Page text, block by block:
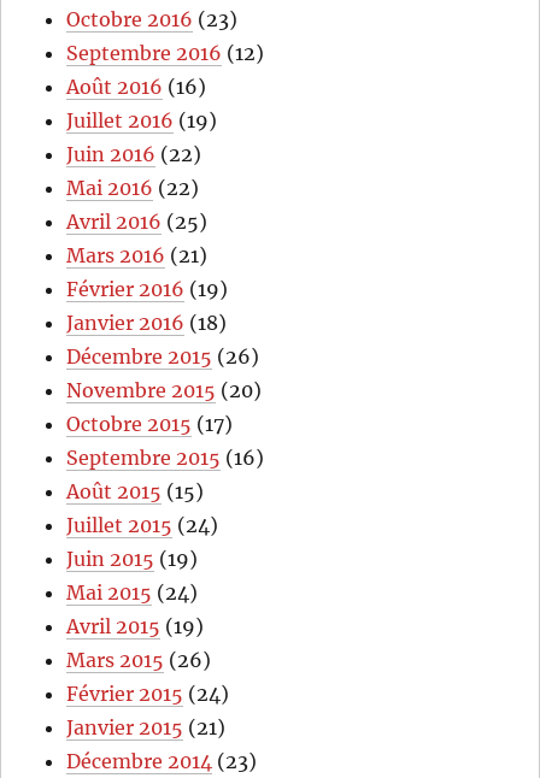
Octobre 2016 (23)
Septembre 2016 (12)
Août 2016 (16)
Juillet 2016 (19)
Juin 2016 (22)
Mai 2016 (22)
Avril 2016 (25)
Mars 2016 (21)
Février 2016 (19)
Janvier 2016 (18)
Décembre 2015 (26)
Novembre 2015 (20)
Octobre 2015 (17)
Septembre 2015 (16)
Août 2015 (15)
Juillet 2015 (24)
Juin 2015 (19)
Mai 2015 (24)
Avril 2015 (19)
Mars 2015 (26)
Février 2015 (24)
Janvier 2015 (21)
Décembre 2014 (23)